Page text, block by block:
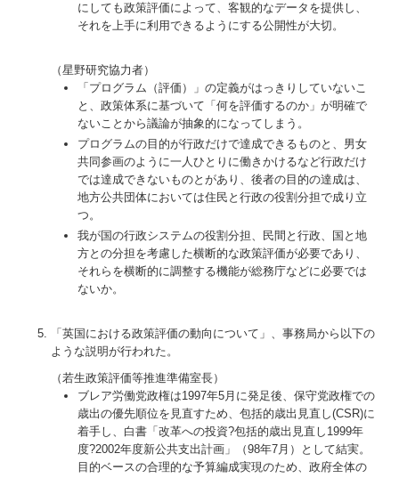
にしても政策評価によって、客観的なデータを提供し、
それを上手に利用できるようにする公開性が大切。
（星野研究協力者）
「プログラム（評価）」の定義がはっきりしていないこ
と、政策体系に基づいて「何を評価するのか」が明確で
ないことから議論が抽象的になってしまう。
プログラムの目的が行政だけで達成できるものと、男女
共同参画のように一人ひとりに働きかけるなど行政だけ
では達成できないものとがあり、後者の目的の達成は、
地方公共団体においては住民と行政の役割分担で成り立
つ。
我が国の行政システムの役割分担、民間と行政、国と地
方との分担を考慮した横断的な政策評価が必要であり、
それらを横断的に調整する機能が総務庁などに必要では
ないか。
「英国における政策評価の動向について」、事務局から以下の
ような説明が行われた。
（若生政策評価等推進準備室長）
ブレア労働党政権は1997年5月に発足後、保守党政権での
歳出の優先順位を見直すため、包括的歳出見直し(CSR)に
着手し、白書「改革への投資?包括的歳出見直し1999年
度?2002年度新公共支出計画」（98年7月）として結実。
目的ベースの合理的な予算編成実現のため、政府全体の